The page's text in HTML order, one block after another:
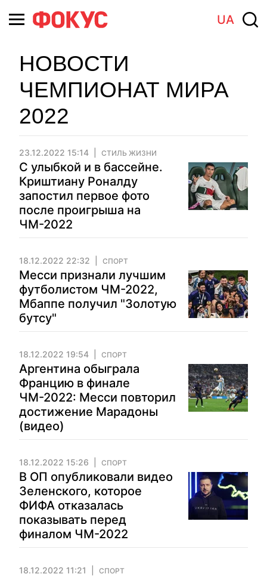
UA
НОВОСТИ
ЧЕМПИОНАТ МИРА
2022
23.12.2022 15:14 СТИЛЬ ЖИЗНИ
С улыбкой и в бассейне.
Криштиану Роналду
запостил первое фото
после проигрыша на
ЧМ-2022
18.12.2022 22:32 СПОРТ
Месси признали лучшим
футболистом ЧМ-2022,
Мбаппе получил "Золотую
бутсу"
18.12.2022 19:54 СПОРТ
Аргентина обыграла
Францию в финале
ЧМ-2022: Месси повторил
достижение Марадоны
(видео)
18.12.2022 15:26 СПОРТ
В ОП опубликовали видео
Зеленского, которое
ФИФА отказалась
показывать перед
финалом ЧМ-2022
18.12.2022 11:21 СПОРТ